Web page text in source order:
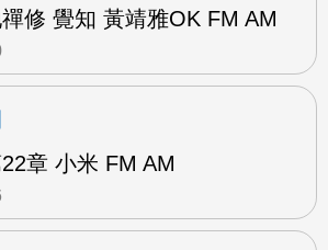
修 覺知 黃靖雅OK FM AM
章 小米 FM AM